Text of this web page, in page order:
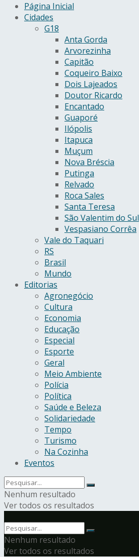
Página Inicial
Cidades
G18
Anta Gorda
Arvorezinha
Capitão
Coqueiro Baixo
Dois Lajeados
Doutor Ricardo
Encantado
Guaporé
Ilópolis
Itapuca
Muçum
Nova Bréscia
Putinga
Relvado
Roca Sales
Santa Teresa
São Valentim do Sul
Vespasiano Corrêa
Vale do Taquari
RS
Brasil
Mundo
Editorias
Agronegócio
Cultura
Economia
Educação
Especial
Esporte
Geral
Meio Ambiente
Polícia
Política
Saúde e Beleza
Solidariedade
Tempo
Turismo
Na Cozinha
Eventos
Nenhum resultado
Ver todos os resultados
Nenhum resultado
Ver todos os resultados